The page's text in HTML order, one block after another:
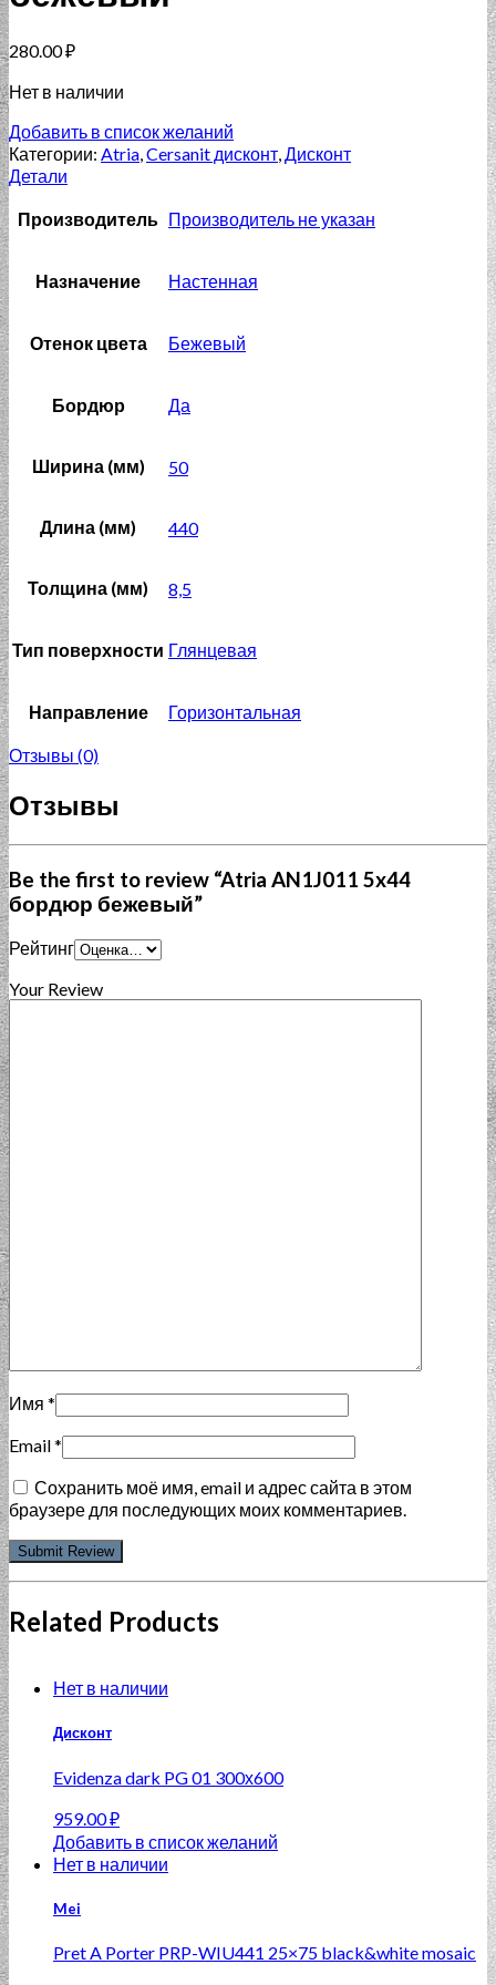
280.00₽
Нет в наличии
Добавить в список желаний
Категории: Atria,Cersanit дисконт,Дисконт
Детали
Производитель Производитель не указан
Назначение Настенная
Отенок цвета Бежевый
Бордюр Да
Ширина (мм) 50
Длина (мм) 440
Толщина (мм) 8,5
Тип поверхности Глянцевая
Направление Горизонтальная
Отзывы (0)
Отзывы
Be the first to review “Atria AN1J011 5x44
бордюр бежевый”
Рейтинг
Your Review
Имя *
Email*
Сохранить моё имя, email и адрес сайта в этом
браузере для последующих моих комментариев.
Related Products
Нет в наличии
Дисконт
Evidenza dark PG 01 300х600
959.00₽
Добавить в список желаний
Нет в наличии
Mei
Pret A Porter PRP-WIU441 25×75 black&white mosaic